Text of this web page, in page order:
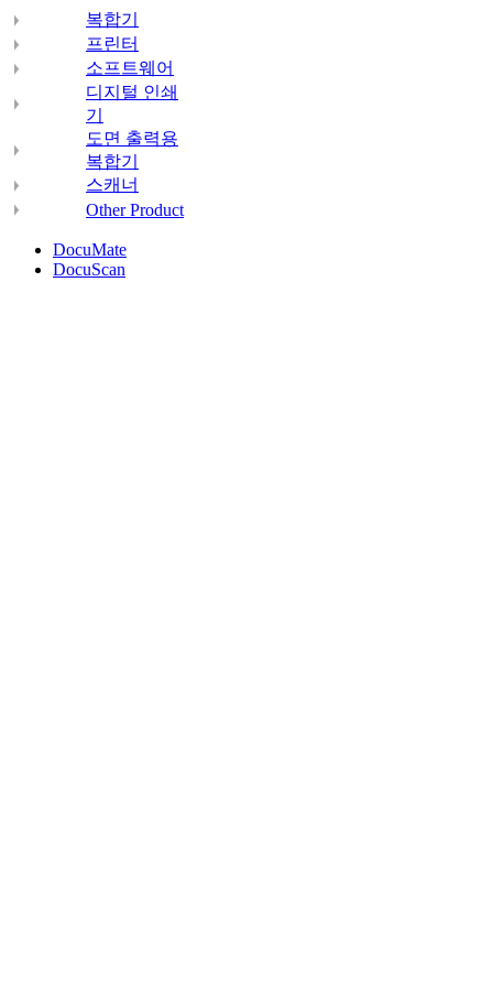
복합기
프린터
소프트웨어
디지털 인쇄
기
도면 출력용
복합기
스캐너
Other Product
DocuMate
DocuScan